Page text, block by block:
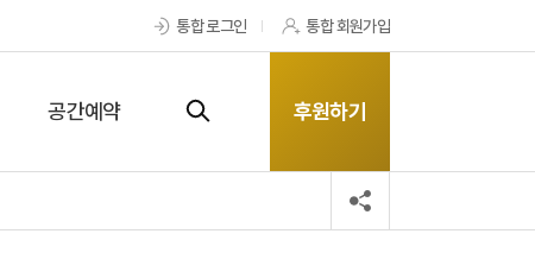
통합 로그인 통합 회원가입
공간예약 후원하기